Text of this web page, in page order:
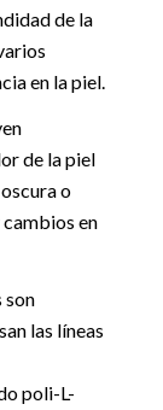
de la
en la piel.
de la piel
o
en
son
las líneas
poli-L-